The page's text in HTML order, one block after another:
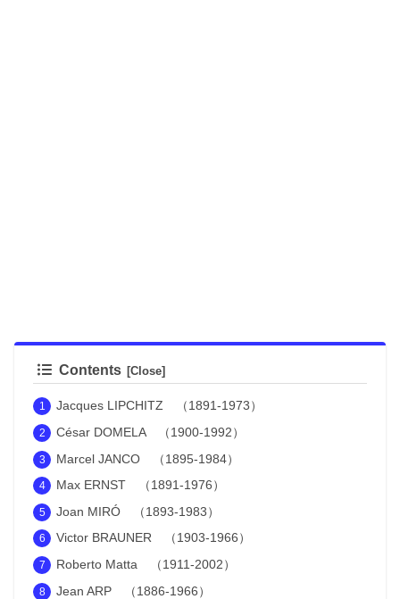
Contents
Jacques LIPCHITZ （1891-1973）
César DOMELA （1900-1992）
Marcel JANCO （1895-1984）
Max ERNST （1891-1976）
Joan MIRÓ （1893-1983）
Victor BRAUNER （1903-1966）
Roberto Matta （1911-2002）
Jean ARP （1886-1966）